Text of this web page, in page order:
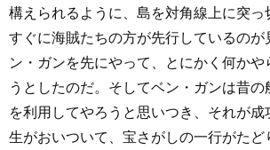
構えられるように、島を対角線上に突っ
すぐに海賊たちの方が先行しているのが
ン・ガンを先にやって、とにかく何かや
うとしたのだ。そしてベン・ガンは昔
を利用してやろうと思いつき、それが
生がおいついて、宝さがしの一行がたど